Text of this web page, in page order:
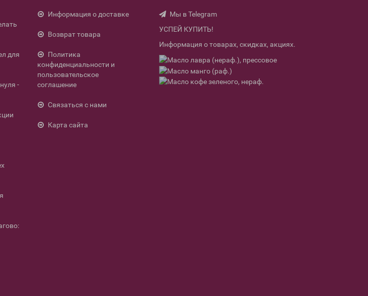
для
-
Информация о доставке
Возврат товара
Политика
конфиденциальности и
пользовательское
соглашение
Связаться с нами
Карта сайта
Мы в Telegram
УСПЕЙ КУПИТЬ!
Информация о товарах, скидках, акциях.